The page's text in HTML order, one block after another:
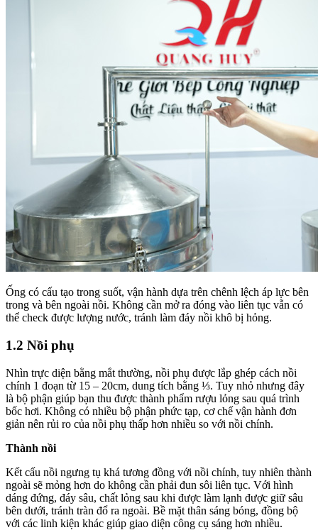
Ống có cấu tạo trong suốt, vận hành dựa trên chênh lệch áp lực bên
trong và bên ngoài nồi. Không cần mở ra đóng vào liên tục vẫn có
thể check được lượng nước, tránh làm đáy nồi khô bị hỏng.
1.2 Nồi phụ
Nhìn trực diện bằng mắt thường, nồi phụ được lắp ghép cách nồi
chính 1 đoạn từ 15 – 20cm, dung tích bằng ⅓. Tuy nhỏ nhưng đây
là bộ phận giúp bạn thu được thành phẩm rượu lỏng sau quá trình
bốc hơi. Không có nhiều bộ phận phức tạp, cơ chế vận hành đơn
giản nên rủi ro của nồi phụ thấp hơn nhiều so với nồi chính.
Thành nồi
Kết cấu nồi ngưng tụ khá tương đồng với nồi chính, tuy nhiên thành
ngoài sẽ mỏng hơn do không cần phải đun sôi liên tục. Với hình
dáng đứng, đáy sâu, chất lỏng sau khi được làm lạnh được giữ sâu
bên dưới, tránh tràn đổ ra ngoài. Bề mặt thân sáng bóng, đồng bộ
với các linh kiện khác giúp giao diện công cụ sáng hơn nhiều.